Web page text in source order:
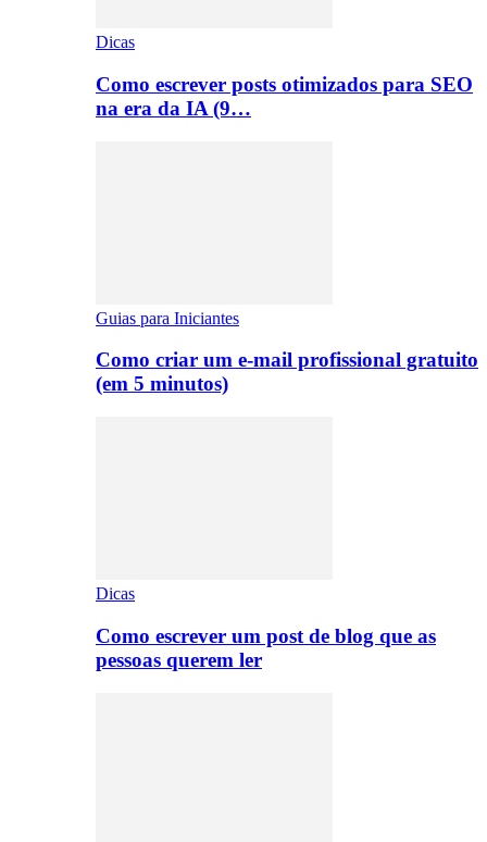
Dicas
Como escrever posts otimizados para SEO
na era da IA (9…
Guias para Iniciantes
Como criar um e-mail profissional gratuito
(em 5 minutos)
Dicas
Como escrever um post de blog que as
pessoas querem ler